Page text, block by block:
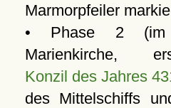
Marmorpfeiler
• Phase 2
Marienkirche,
Konzil des Jahres
des Mittelschiffs